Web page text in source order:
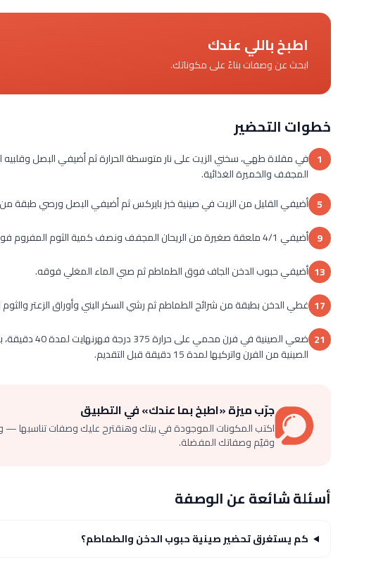
اطبخ باللي عندك
ابحث عن وصفات بناءً على مكوناتك.
خطوات التحضير
1
المجفف والخميرة الغذائية.
5 أضيفي القليل من الزيت في صينية خبز بايركس ثم أضيفي البصل ورصي طبقة
9 أضيفي 4/1 ملعقة صغيرة من الريحان المجفف ونصف كمية الثوم المفروم فوق الطماطم مع رشة من الملح.
13 أضيفي حبوب الدخن الجاف فوق الطماطم ثم صبي الماء المغلي فوقه.
17 غطي الدخن بطبقة من شرائح الطماطم ثم رشي السكر البني وأوراق الزعتر
21
الصينية من الفرن واتركيها لمدة 15 دقيقة قبل التقديم.
جرّب ميزة «اطبخ بما عندك» في التطبيق
اكتب المكونات الموجودة في بيتك وهنقترح عليك وصفات تناسبها
وقيّم وصفاتك المفضلة.
أسئلة شائعة عن الوصفة
كم يستغرق تحضير صينية حبوب الدخن والطماطم؟